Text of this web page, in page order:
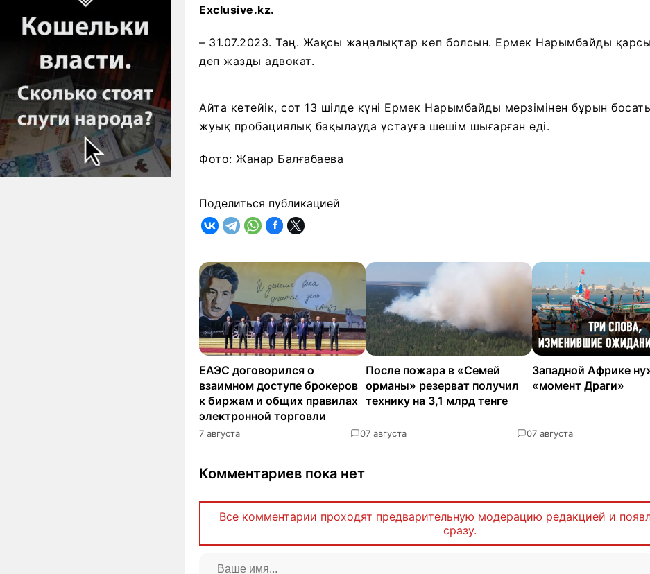
Exclusive.kz.
– 31.07.2023. Таң. Жақсы жаңалықтар көп болсын. Ермек Нарымбайды
деп жазды адвокат.
Айта кетейік, сот 13 шілде күні Ермек Нарымбайды мерзімінен бұрын
жуық пробациялық бақылауда ұстауға шешім шығарған еді.
Фото: Жанар Балғабаева
Поделиться публикацией
ЕАЭС договорился о
взаимном доступе брокеров
к биржам и общих правилах
электронной торговли
7 августа 0
После пожара в «Семей
орманы» резерват получил
технику на 3,1 млрд тенге
7 августа 0
Западной Африке
«момент Драги»
7 августа
Комментариев пока нет
Все комментарии проходят предварительную модерацию редакцией и
сразу.